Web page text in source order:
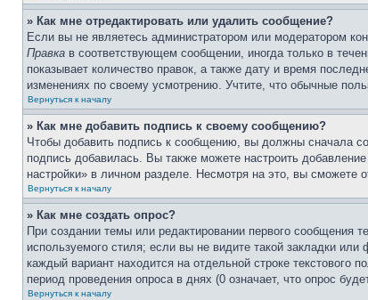
» Как мне отредактировать или удалить сообщение?
Если вы не являетесь администратором или модератором
Правка в соответствующем сообщении, иногда только в
показывает количество правок, а также дату и время
изменениях по своему усмотрению. Учтите, что обычные
Вернуться к началу
» Как мне добавить подпись к своему сообщению?
Чтобы добавить подпись к сообщению, вы должны сначала
подпись добавилась. Вы также можете настроить
настройки» в личном разделе. Несмотря на это, вы
Вернуться к началу
» Как мне создать опрос?
При создании темы или редактировании первого сообщения
используемого стиля; если вы не видите такой закладки
каждый вариант находится на отдельной строке текстового
период проведения опроса в днях (0 означает, что опрос
Вернуться к началу